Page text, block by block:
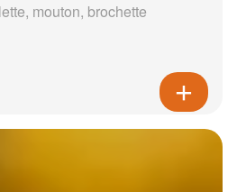
mouton, brochette